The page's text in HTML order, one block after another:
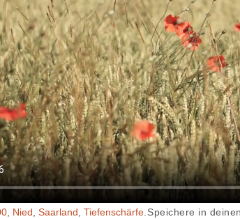
Nied Saarland Tiefenschärfe Speichere in